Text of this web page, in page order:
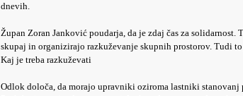
dnevih.
Župan Zoran Janković poudarja, da je zdaj čas za
skupaj in organizirajo razkuževanje skupnih prostorov. Tudi
Kaj je treba razkuževati
Odlok določa, da morajo upravniki oziroma lastniki